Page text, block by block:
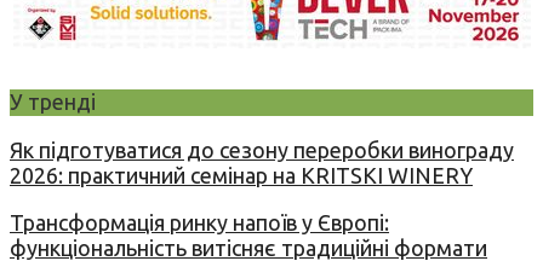
У тренді
Як підготуватися до сезону переробки винограду
2026: практичний семінар на KRITSKI WINERY
Трансформація ринку напоїв у Європі:
функціональність витісняє традиційні формати